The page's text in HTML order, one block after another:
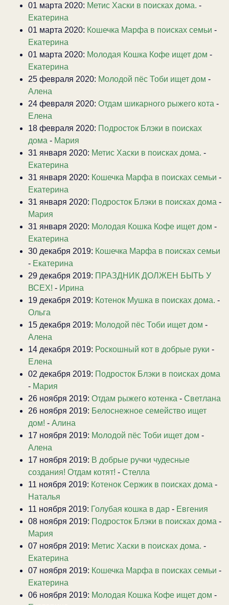
01 марта 2020: Метис Хаски в поисках дома. -
Екатерина
01 марта 2020: Кошечка Марфа в поисках семьи -
Екатерина
01 марта 2020: Молодая Кошка Кофе ищет дом -
Екатерина
25 февраля 2020: Молодой пёс Тоби ищет дом -
Алена
24 февраля 2020: Отдам шикарного рыжего кота -
Елена
18 февраля 2020: Подросток Блэки в поисках
дома - Мария
31 января 2020: Метис Хаски в поисках дома. -
Екатерина
31 января 2020: Кошечка Марфа в поисках семьи -
Екатерина
31 января 2020: Подросток Блэки в поисках дома -
Мария
31 января 2020: Молодая Кошка Кофе ищет дом -
Екатерина
30 декабря 2019: Кошечка Марфа в поисках семьи
- Екатерина
29 декабря 2019: ПРАЗДНИК ДОЛЖЕН БЫТЬ У
ВСЕХ! - Ирина
19 декабря 2019: Котенок Мушка в поисках дома. -
Ольга
15 декабря 2019: Молодой пёс Тоби ищет дом -
Алена
14 декабря 2019: Роскошный кот в добрые руки -
Елена
02 декабря 2019: Подросток Блэки в поисках дома
- Мария
26 ноября 2019: Отдам рыжего котенка - Светлана
26 ноября 2019: Белоснежное семейство ищет
дом! - Алина
17 ноября 2019: Молодой пёс Тоби ищет дом -
Алена
17 ноября 2019: В добрые ручки чудесные
создания! Отдам котят! - Стелла
11 ноября 2019: Котенок Сержик в поисках дома -
Наталья
11 ноября 2019: Голубая кошка в дар - Евгения
08 ноября 2019: Подросток Блэки в поисках дома -
Мария
07 ноября 2019: Метис Хаски в поисках дома. -
Екатерина
07 ноября 2019: Кошечка Марфа в поисках семьи -
Екатерина
06 ноября 2019: Молодая Кошка Кофе ищет дом -